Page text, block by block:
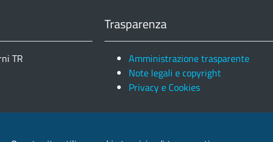
TR
Trasparenza
Amministrazione trasparente
Note legali e copyright
Privacy e Cookies